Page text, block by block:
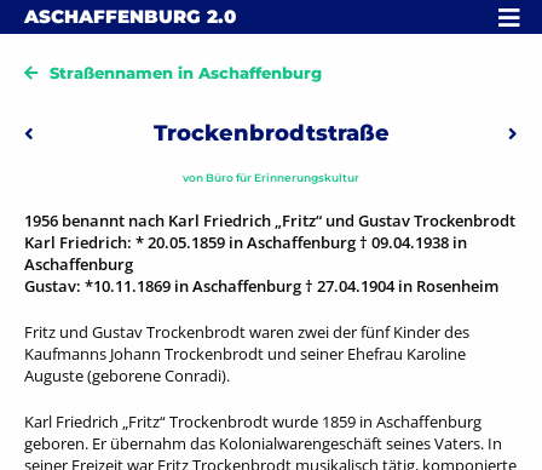
Skip to content
ASCHAFFENBURG 2.0 MENÜ
Straßennamen in Aschaffenburg
Beitragsnavigation
Vorheriger: TschoepestraßeTrockenbrodtstraße
vonBüro für Erinnerungskultur
1956 benannt nach Karl Friedrich „Fritz“ und Gustav Trockenbrodt
Karl Friedrich: * 20.05.1859 in Aschaffenburg † 09.04.1938 in
Aschaffenburg
Gustav: *10.11.1869 in Aschaffenburg † 27.04.1904 in Rosenheim
Fritz und Gustav Trockenbrodt waren zwei der fünf Kinder des
Kaufmanns Johann Trockenbrodt und seiner Ehefrau Karoline
Auguste (geborene Conradi).
Karl Friedrich „Fritz“ Trockenbrodt wurde 1859 in Aschaffenburg
geboren. Er übernahm das Kolonialwarengeschäft seines Vaters. In
seiner Freizeit war Fritz Trockenbrodt musikalisch tätig, komponierte